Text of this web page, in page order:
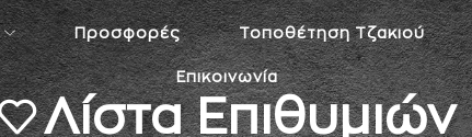
Προσφορές Τοποθέτηση Τζακιού
Επικοινωνία
Λίστα Επιθυμιών